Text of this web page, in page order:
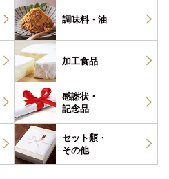
調味料・ 油
加工食品
感謝状・
記念品
セット類・
その他